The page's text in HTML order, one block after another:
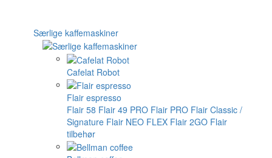
Særlige kaffemaskiner
Cafelat Robot
Flair espresso
Flair 58 Flair 49 PRO Flair PRO Flair Classic /
Signature Flair NEO FLEX Flair 2GO Flair
tilbehør